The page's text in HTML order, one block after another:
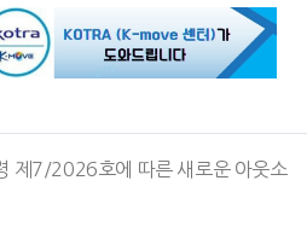
제7/2026호에 따른 새로운 아웃소